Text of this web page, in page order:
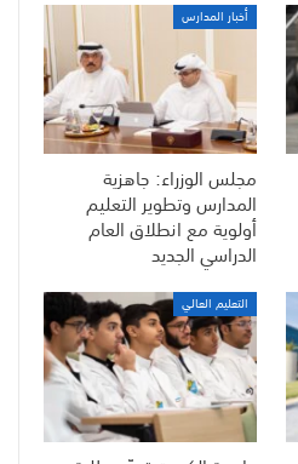
أخبار المدارس
مجلس الوزراء: جاهزية
المدارس وتطوير التعليم
أولوية مع انطلاق العام
الدراسي الجديد
التعليم العالي